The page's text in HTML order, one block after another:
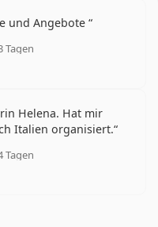
und Angebote
Tagen
5 aus 5
Helena. Hat mir
Italien organisiert.
Tagen
5 aus 5